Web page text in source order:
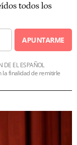
todos los
APUNTARME
DE EL ESPAÑOL
la finalidad de remitirle